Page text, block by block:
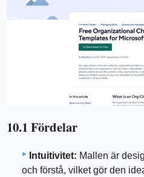
10.1 Fördelar
Intuitivitet: Mallen är
och förstå, vilket gör den